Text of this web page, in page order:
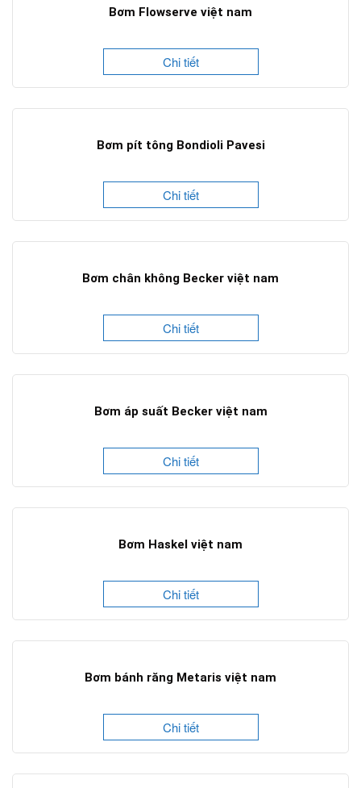
Bơm Flowserve việt nam
Chi tiết
Bơm pít tông Bondioli Pavesi
Chi tiết
Bơm chân không Becker việt nam
Chi tiết
Bơm áp suất Becker việt nam
Chi tiết
Bơm Haskel việt nam
Chi tiết
Bơm bánh răng Metaris việt nam
Chi tiết